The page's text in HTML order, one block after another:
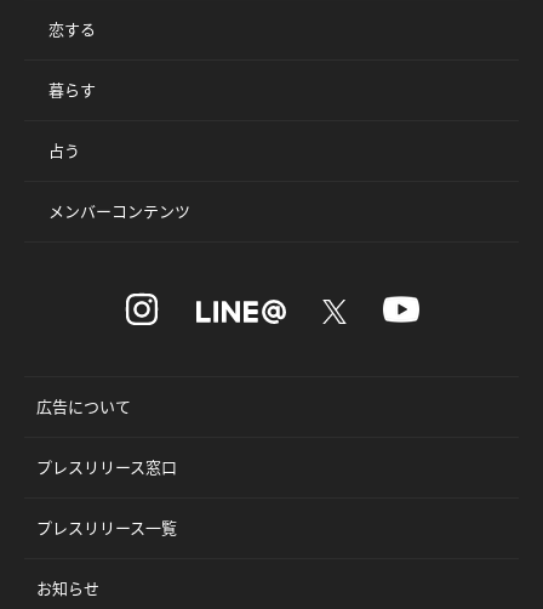
恋する
暮らす
占う
メンバーコンテンツ
広告について
プレスリリース窓口
プレスリリース一覧
お知らせ